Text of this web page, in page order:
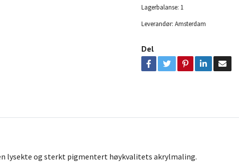
Lagerbalanse: 1
Leverandør: Amsterdam
Del
lysekte og sterkt pigmentert høykvalitets akrylmaling.